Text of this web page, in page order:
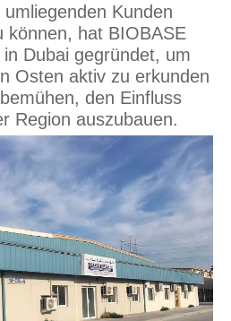
Kunden
können, hat BIOBASE
Dubai gegründet, um
Osten aktiv zu erkunden
den Einfluss
Region auszubauen.